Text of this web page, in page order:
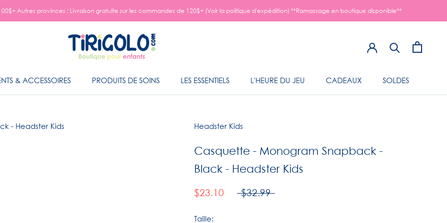
Autres provinces : Livraison gratuite sur les commandes de 120$+ (Voir la politique d'expédition) **Ramassage en boutique disponible**
& ACCESSOIRES
PRODUITS DE SOINS
LES ESSENTIELS
L'HEURE DU JEU
CADEAUX SOLDES
Headster Kids
Casquette - Monogram Snapback -
Black - Headster Kids
$23.10 $32.99
Taille: